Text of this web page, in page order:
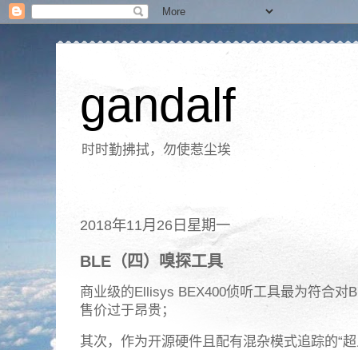
gandalf
时时勤拂拭，勿使惹尘埃
2018年11月26日星期一
BLE（四）嗅探工具
商业级的Ellisys BEX400侦听工具最为符合对
售价过于昂贵；
其次，作为开源硬件且配有混杂模式追踪的“